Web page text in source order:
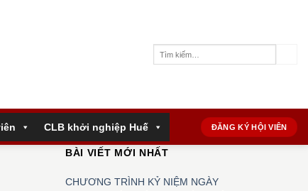
CLB khởi nghiệp Huế ĐĂNG KÝ HỘI VIÊN
BÀI VIẾT MỚI NHẤT
CHƯƠNG TRÌNH KỶ NIỆM NGÀY